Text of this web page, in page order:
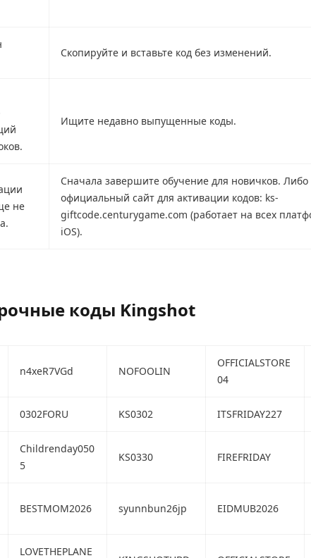
Скопируйте и вставьте код без изменений.
Ищите недавно выпущенные коды.
не
Сначала завершите обучение для новичков. Либо
официальный сайт для активации кодов: ks-
giftcode.centurygame.com (работает на всех
iOS).
коды Kingshot
n4xeR7VGd NOFOOLIN
OFFICIALSTORE
04
0302FORU KS0302 ITSFRIDAY227
Childrenday050
5
KS0330 FIREFRIDAY
BESTMOM2026 syunnbun26jp EIDMUB2026
LOVETHEPLANE